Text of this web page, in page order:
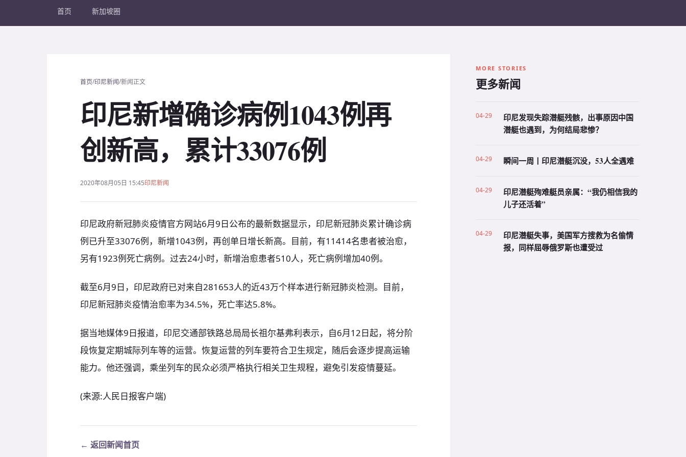
首页 新加坡圈
首页/印尼新闻/新闻正文
印尼新增确诊病例1043例再
创新高，累计33076例
2020年08月05日 15:45印尼新闻
印尼政府新冠肺炎疫情官方网站6月9日公布的最新数据显示，印尼新冠肺炎累计确诊病
例已升至33076例，新增1043例，再创单日增长新高。目前，有11414名患者被治愈，
另有1923例死亡病例。过去24小时，新增治愈患者510人，死亡病例增加40例。
截至6月9日，印尼政府已对来自281653人的近43万个样本进行新冠肺炎检测。目前，
印尼新冠肺炎疫情治愈率为34.5%，死亡率达5.8%。
据当地媒体9日报道，印尼交通部铁路总局局长祖尔基弗利表示，自6月12日起，将分阶
段恢复定期城际列车等的运营。恢复运营的列车要符合卫生规定，随后会逐步提高运输
能力。他还强调，乘坐列车的民众必须严格执行相关卫生规程，避免引发疫情蔓延。
(来源:​人民日报客户端)
← 返回新闻首页
MORE STORIES
更多新闻
04-29
印尼发现失踪潜艇残骸，出事原因中国
潜艇也遇到，为何结局悲惨？
04-29 瞬间一周丨印尼潜艇沉没，53人全遇难
04-29
印尼潜艇殉难艇员亲属：“我仍相信我的
儿子还活着”
04-29
印尼潜艇失事，美国军方搜救为名偷情
报，同样屈辱俄罗斯也遭受过